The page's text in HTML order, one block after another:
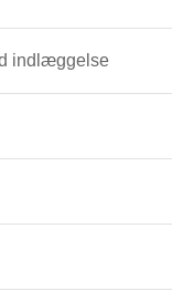
indlæggelse